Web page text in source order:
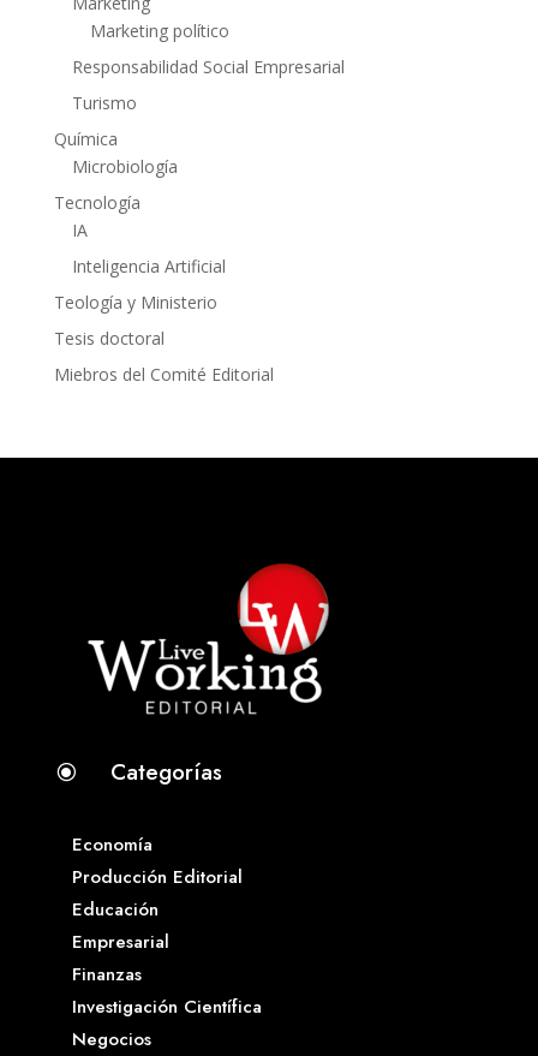
Marketing político
Responsabilidad Social Empresarial
Turismo
Química
Microbiología
Tecnología
IA
Inteligencia Artificial
Teología y Ministerio
Tesis doctoral
Miebros del Comité Editorial
\ Categorías
Economía
Producción Editorial
Educación
Empresarial
Finanzas
Investigación Científica
Negocios